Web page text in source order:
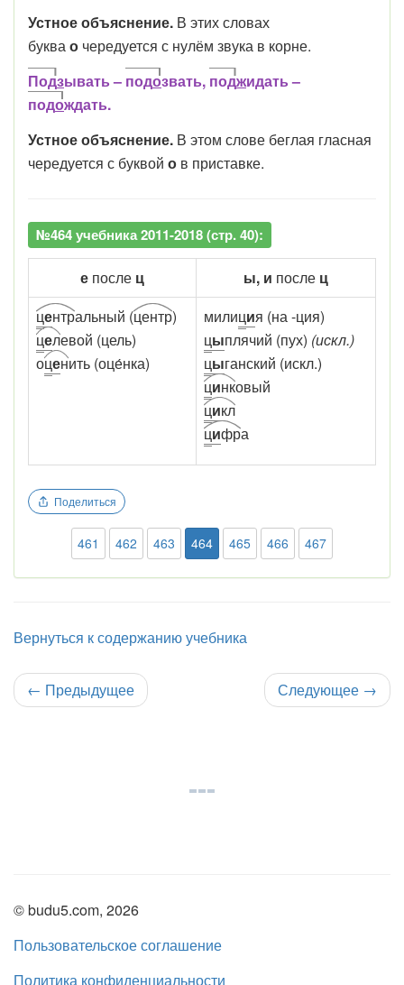
Устное объяснение. В этих словах
буква о чередуется с нулём звука в корне.
Подзывать – подозвать, поджидать –
подождать.
Устное объяснение. В этом слове беглая гласная
чередуется с буквой о в приставке.
№464 учебника 2011-2018 (стр. 40):
е после ц ы, и после ц
центральный (центр)
целевой (цель)
оценить (оце́нка)
милиция (на -ция)
цыплячий (пух) (искл.)
цыганский (искл.)
цинковый
цикл
цифра
Поделиться
461 462 463 464 465 466 467
Вернуться к содержанию учебника
← Предыдущее Следующее →
© budu5.com, 2026
Пользовательское соглашение
Политика конфиденциальности